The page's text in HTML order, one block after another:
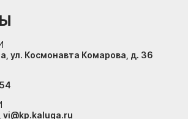
ул. Космонавта Комарова, д. 36
vi@kp.kaluga.ru